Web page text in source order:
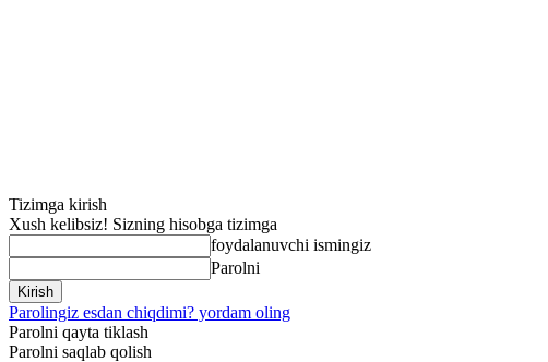
Tizimga kirish
Xush kelibsiz! Sizning hisobga tizimga
foydalanuvchi ismingiz
Parolni
Parolingiz esdan chiqdimi? yordam oling
Parolni qayta tiklash
Parolni saqlab qolish